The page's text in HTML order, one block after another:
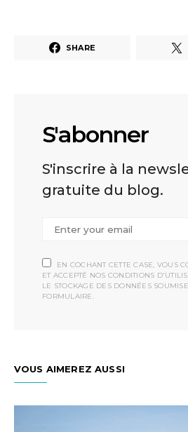
SHARE
S'abonner
S'inscrire à la
gratuite du blog.
EN COCHANT CETTE CASE, VOUS
ET ACCEPTÉ NOS CONDITIONS
LE STOCKAGE DES DONNÉES
FORMULAIRE.
VOUS AIMEREZ AUSSI